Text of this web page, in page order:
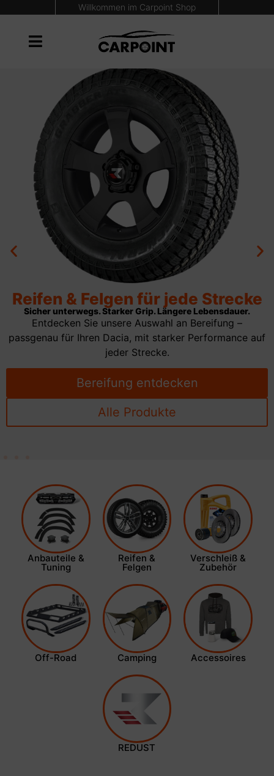
Willkommen im Carpoint Shop
Reifen & Felgen für jede Strecke
Sicher unterwegs. Starker Grip. Längere Lebensdauer.
Entdecken Sie unsere Auswahl an Bereifung –
passgenau für Ihren Dacia, mit starker Performance auf
jeder Strecke.
Bereifung entdecken
Alle Produkte
Anbauteile &
Tuning
Reifen &
Felgen
Verschleiß &
Zubehör
Off-Road Camping Accessoires
REDUST